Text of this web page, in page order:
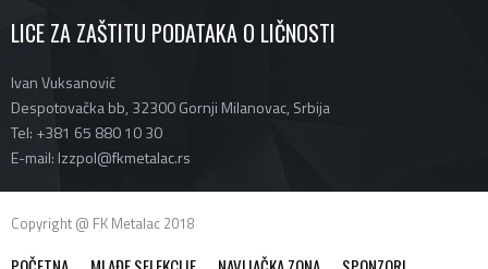
LICE ZA ZAŠTITU PODATAKA O LIČNOSTI
Ivan Vuksanović
Despotovačka bb, 32300 Gornji Milanovac, Srbija
Tel: +381 65 880 10 30
E-mail: lzzpol@fkmetalac.rs
Copyright @ FK Metalac 2018